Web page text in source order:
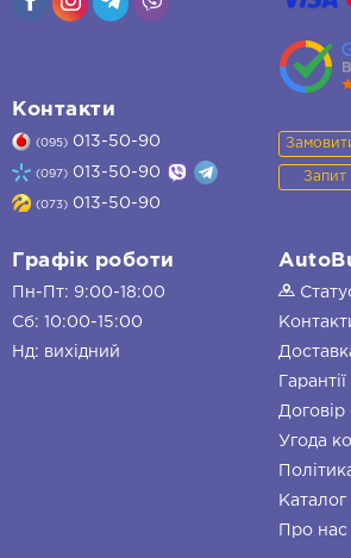
Контакти
(095) 013-50-90
(097) 013-50-90
(073) 013-50-90
Запит
Графік роботи
Пн-Пт: 9:00-18:00
Сб: 10:00-15:00
Нд: вихідний
Угода
Каталог
Про нас